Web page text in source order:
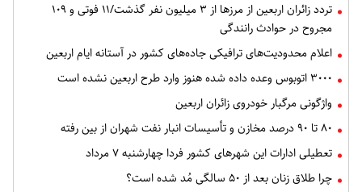
تردد زائران اربعین از مرزها از ۳ میلیون نفر گذشت/۱۱ فوتی و ۱۰۹
مجروح در حوادث رانندگی
اعلام محدودیت‌های ترافیکی جاده‌های کشور در آستانه ایام اربعین
۳۰۰۰ اتوبوس وعده داده شده هنوز وارد طرح اربعین نشده است
واژگونی مرگبار خودروی زائران اربعین
۸۰ تا ۹۰ درصد مخازن و تأسیسات انبار نفت شهران از بین رفته
تعطیلی ادارات این شهرهای کشور فردا چهارشنبه ۷ مرداد
چرا طلاق زنان بعد از ۵۰ سالگی مُد شده است؟